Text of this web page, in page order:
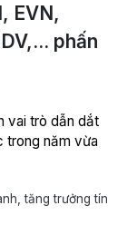
EVN,
phấn
vai trò dẫn dắt
trong năm vừa
tăng trưởng tín